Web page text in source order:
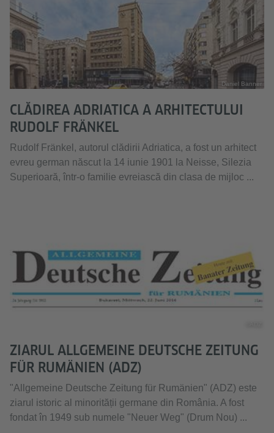
Daniel Banner
CLĂDIREA ADRIATICA A ARHITECTULUI
RUDOLF FRÄNKEL
Rudolf Fränkel, autorul clădirii Adriatica, a fost un arhitect
evreu german născut la 14 iunie 1901 la Neisse, Silezia
Superioară, într-o familie evreiască din clasa de mijloc ...
ZIARUL ALLGEMEINE DEUTSCHE ZEITUNG
FÜR RUMÄNIEN (ADZ)
"Allgemeine Deutsche Zeitung für Rumänien" (ADZ) este
ziarul istoric al minorității germane din România. A fost
fondat în 1949 sub numele "Neuer Weg" (Drum Nou) ...